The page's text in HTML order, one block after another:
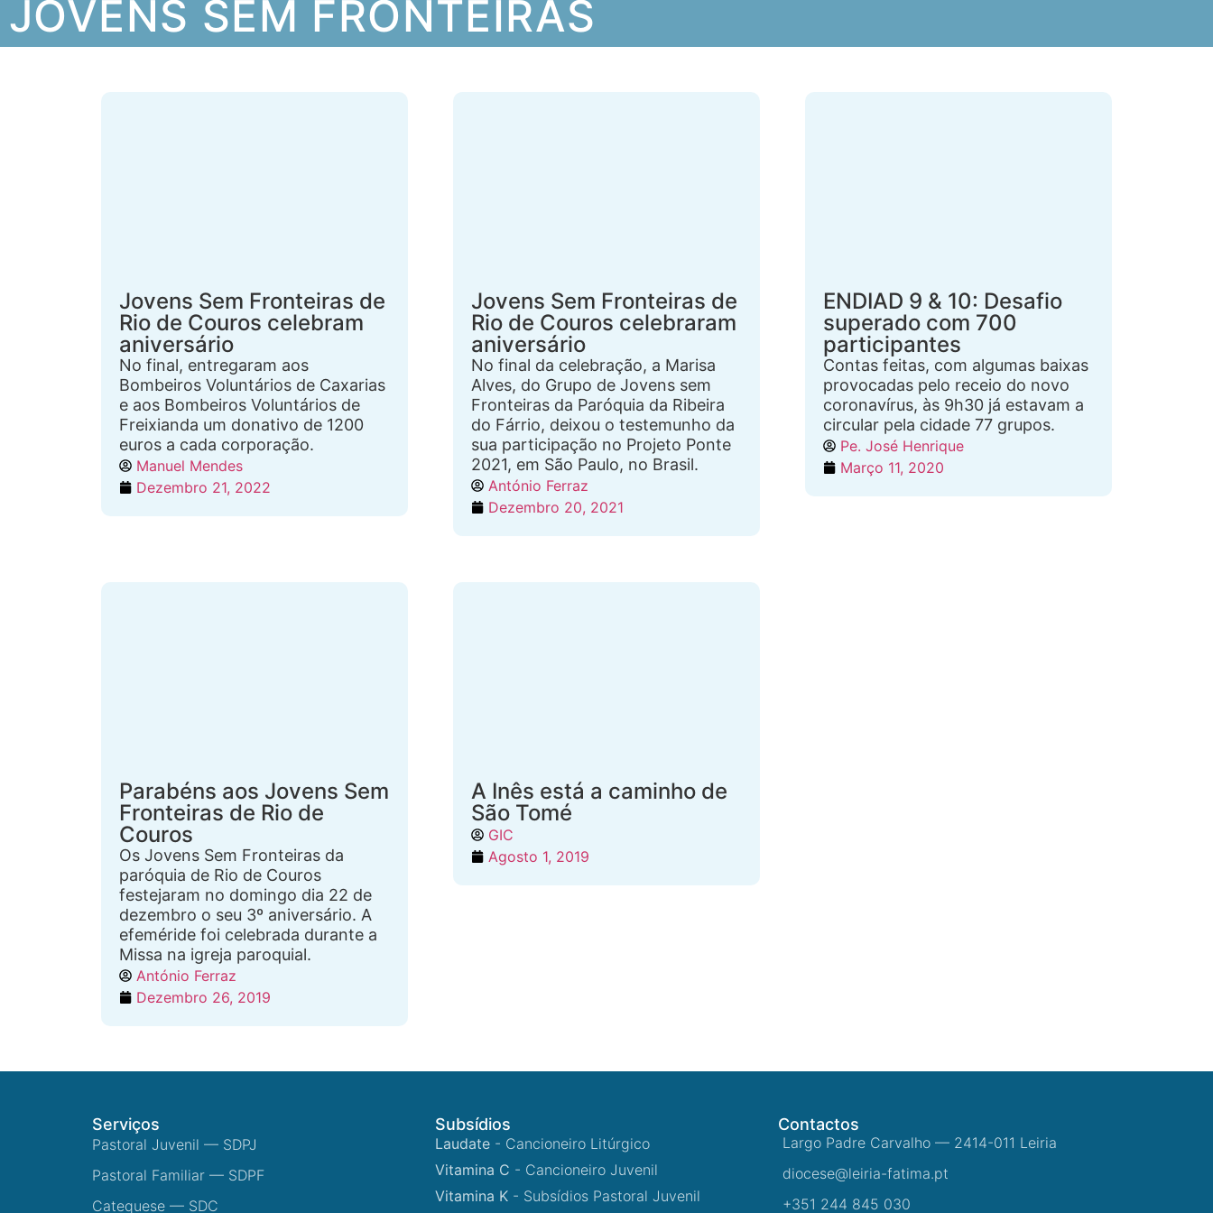
JOVENS SEM FRONTEIRAS
Jovens Sem Fronteiras de
Rio de Couros celebram
aniversário
No final, entregaram aos
Bombeiros Voluntários de Caxarias
e aos Bombeiros Voluntários de
Freixianda um donativo de 1200
euros a cada corporação.
Manuel Mendes
Dezembro 21, 2022
Jovens Sem Fronteiras de
Rio de Couros celebraram
aniversário
No final da celebração, a Marisa
Alves, do Grupo de Jovens sem
Fronteiras da Paróquia da Ribeira
do Fárrio, deixou o testemunho da
sua participação no Projeto Ponte
2021, em São Paulo, no Brasil.
António Ferraz
Dezembro 20, 2021
ENDIAD 9 & 10: Desafio
superado com 700
participantes
Contas feitas, com algumas baixas
provocadas pelo receio do novo
coronavírus, às 9h30 já estavam a
circular pela cidade 77 grupos.
Pe. José Henrique
Março 11, 2020
Parabéns aos Jovens Sem
Fronteiras de Rio de
Couros
Os Jovens Sem Fronteiras da
paróquia de Rio de Couros
festejaram no domingo dia 22 de
dezembro o seu 3º aniversário. A
efeméride foi celebrada durante a
Missa na igreja paroquial.
António Ferraz
Dezembro 26, 2019
A Inês está a caminho de
São Tomé
GIC
Agosto 1, 2019
Serviços
Pastoral Juvenil — SDPJ
Pastoral Familiar — SDPF
Catequese — SDC
Subsídios
Laudate - Cancioneiro Litúrgico
Vitamina C - Cancioneiro Juvenil
Vitamina K - Subsídios Pastoral Juvenil
Contactos
Largo Padre Carvalho — 2414-011 Leiria
diocese@leiria-fatima.pt
+351 244 845 030